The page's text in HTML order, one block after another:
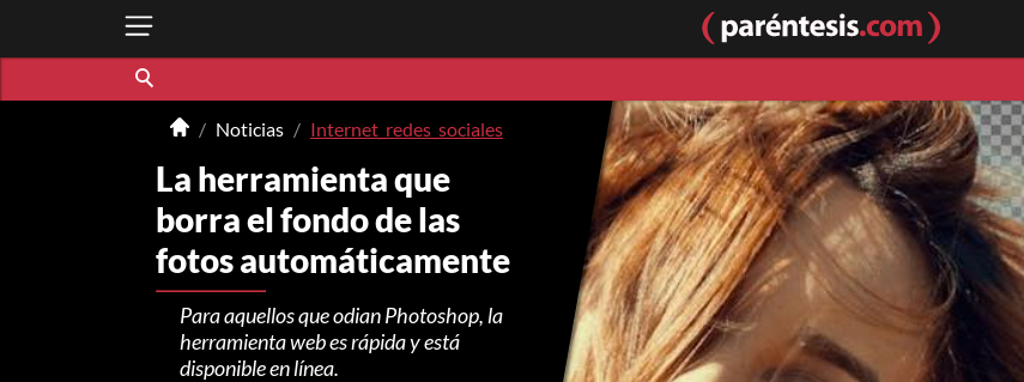
Noticias Internet_redes_sociales
La herramienta que
borra el fondo de las
fotos automáticamente
Para aquellos que odian Photoshop, la
herramienta web es rápida y está
disponible en línea.